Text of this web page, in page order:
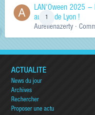
LAN'Oween 2025
au sud de Lyon !
Aurelienazerty ·
ACTUALITÉ
News du jour
Archives
Rechercher
Proposer une actu